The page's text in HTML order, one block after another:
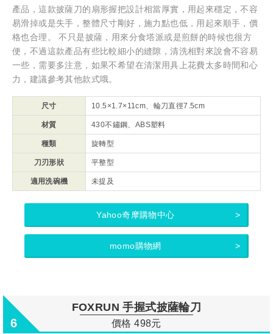
產品，這款披薩刀的扇形握把設計相當厚實，用起來穩定，不容
易滑掉或是失手，整體尺寸剛好，施力點也低，用起來順手，價
格也合理。 不只是披薩，用來分食塔派或是煎餅的時候也很方
便，不過這款產品有些比較細小的縫隙，清洗相對來說會不容易
一些，需要多注意，如果不希望在清潔用具上花費太多時間和心
力，建議參考其他款式哦。
尺寸 10.5×1.7×11cm、輪刀直徑7.5cm
材質 430不鏽鋼、ABS塑料
種類 旋轉型
刀刃形狀 平整型
適用洗碗機 未提及
Yahoo奇摩購物中心
momo購物網
6
FOXRUN 手握式披薩輪刀
價格 498元